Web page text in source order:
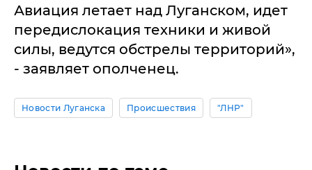
Авиация летает над Луганском, идет
передислокация техники и живой
силы, ведутся обстрелы территорий»,
- заявляет ополченец.
Новости Луганска Происшествия "ЛНР"